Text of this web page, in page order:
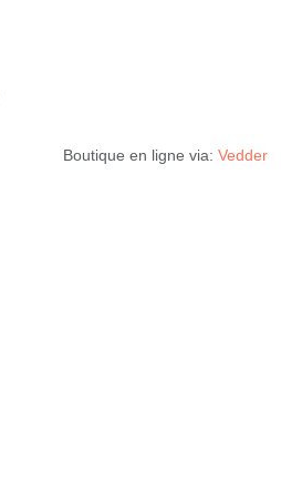
Boutique en ligne via: Vedder